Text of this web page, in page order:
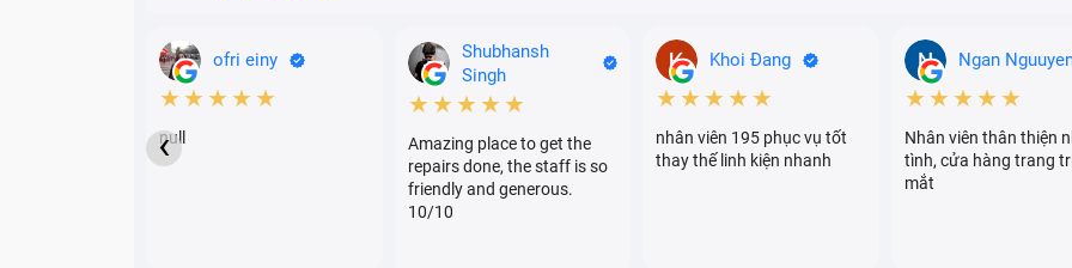
ofri einy
★★★★★
null
Shubhansh
Singh
★★★★★
Amazing place to get the
repairs done, the staff is so
friendly and generous.
10/10
Khoi Đang
★★★★★
nhân viên 195 phục vụ tốt
thay thế linh kiện nhanh
Ngan
★★★★★
Nhân viên thân thiện
tình, cửa hàng trang
mắt
‹